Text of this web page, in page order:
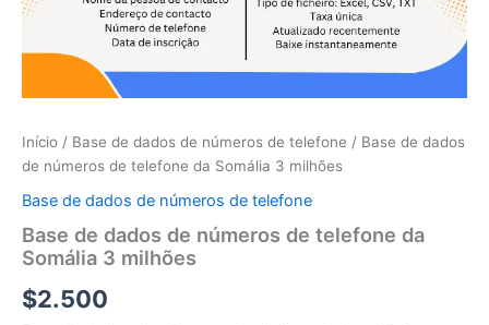
Início / Base de dados de números de telefone / Base de dados
de números de telefone da Somália 3 milhões
Base de dados de números de telefone
Base de dados de números de telefone da
Somália 3 milhões
$2.500
telefone
Somália
milhões